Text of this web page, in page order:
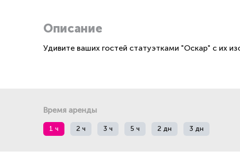
Описание
Удивите ваших гостей статуэтками "Оскар" с их
Время аренды
1 ч 2 ч 3 ч 5 ч 2 дн 3 дн